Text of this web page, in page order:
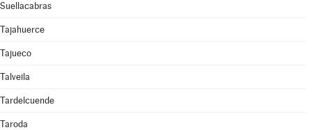
Suellacabras
Tajahuerce
Tajueco
Talveila
Tardelcuende
Taroda